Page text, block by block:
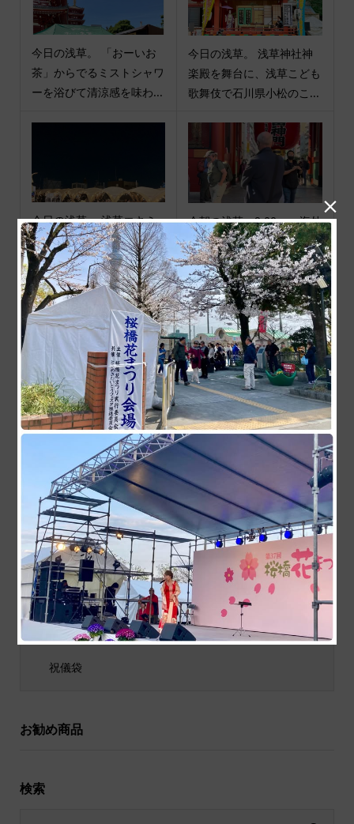
今日の浅草。 「おーいお
茶」からでるミストシャワ
ーを浴びて清涼感を味わ...
今日の浅草。 浅草神社神
楽殿を舞台に、浅草こども
歌舞伎で石川県小松のこ...
今日の浅草。 浅草エキミ
セ屋台村で素敵な会が開か
れました。浅草の夜も賑...
今朝の浅草。9:00am. 海外
から訪れた方々は早い時間
から動かれますね。iPho...
お知らせ。 明日のアド街
は、浅草千束。 楽しみで
すね！ もちろん、蔦屋...
今日の浅草。 きもの姿の
海外から来られた旅行者が
戻ってきました。思う存...
商品カテゴリ
商品ジャンル
ポチ袋
和小物
祝儀袋
お勧め商品
検索
